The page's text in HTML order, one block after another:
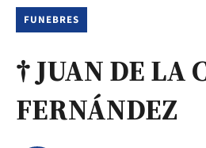
FUNEBRES
† JUAN DE LA
FERNÁNDEZ